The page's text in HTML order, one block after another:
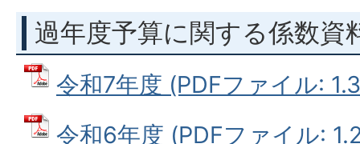
過年度予算に関する係数資
令和7年度 (PDFファイル:
令和6年度 (PDFファイル: